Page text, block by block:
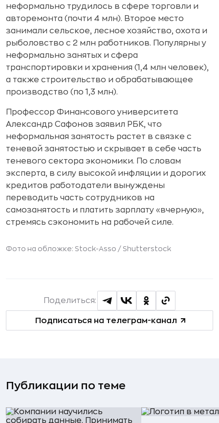
неформально трудилось в сфере торговли и
авторемонта (почти 4 млн). Второе место
занимали сельское, лесное хозяйство, охота и
рыболовство с 2 млн работников. Популярны у
неформально занятых и сфера
транспортировки и хранения (1,4 млн человек),
а также строительство и обрабатывающее
производство (по 1,3 млн).
Профессор Финансового университета
Александр Сафонов заявил РБК, что
неформальная занятость растет в связке с
теневой занятостью и скрывает в себе часть
теневого сектора экономики. По словам
эксперта, в силу высокой инфляции и дорогих
кредитов работодатели вынуждены
переводить часть сотрудников на
самозанятость и платить зарплату «вчерную»,
стремясь сэкономить на рабочей силе.
Фото на обложке: Stock-Asso / Shutterstock
Подписаться на телеграм-канал
Поделиться:
Публикации по теме